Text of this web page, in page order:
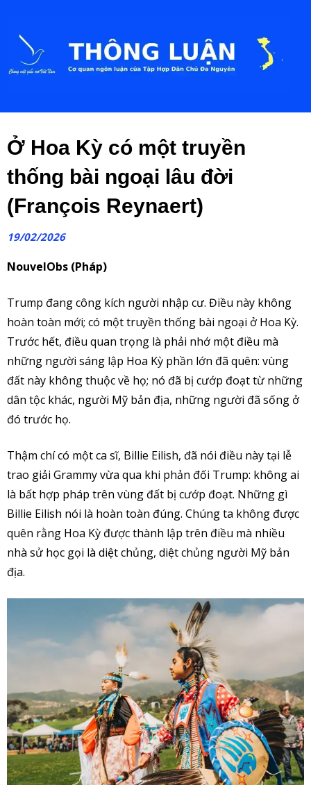
Ở Hoa Kỳ có một truyền
thống bài ngoại lâu đời
(François Reynaert)
19/02/2026
NouvelObs (Pháp)
Trump đang công kích người nhập cư. Điều này không
hoàn toàn mới; có một truyền thống bài ngoại ở Hoa Kỳ.
Trước hết, điều quan trọng là phải nhớ một điều mà
những người sáng lập Hoa Kỳ phần lớn đã quên: vùng
đất này không thuộc về họ; nó đã bị cướp đoạt từ những
dân tộc khác, người Mỹ bản địa, những người đã sống ở
đó trước họ.
Thậm chí có một ca sĩ, Billie Eilish, đã nói điều này tại lễ
trao giải Grammy vừa qua khi phản đối Trump: không ai
là bất hợp pháp trên vùng đất bị cướp đoạt. Những gì
Billie Eilish nói là hoàn toàn đúng. Chúng ta không được
quên rằng Hoa Kỳ được thành lập trên điều mà nhiều
nhà sử học gọi là diệt chủng, diệt chủng người Mỹ bản
địa.